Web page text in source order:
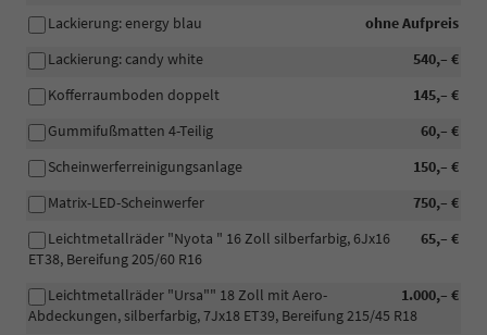
ohne Aufpreis
Lackierung: energy blau
540,– €
Lackierung: candy white
145,– €
Kofferraumboden doppelt
60,– €
Gummifußmatten 4-Teilig
150,– €
Scheinwerferreinigungsanlage
750,– €
Matrix-LED-Scheinwerfer
65,– €
Leichtmetallräder "Nyota " 16 Zoll silberfarbig, 6Jx16
ET38, Bereifung 205/60 R16
1.000,– €
Leichtmetallräder "Ursa"" 18 Zoll mit Aero-
Abdeckungen, silberfarbig, 7Jx18 ET39, Bereifung 215/45 R18